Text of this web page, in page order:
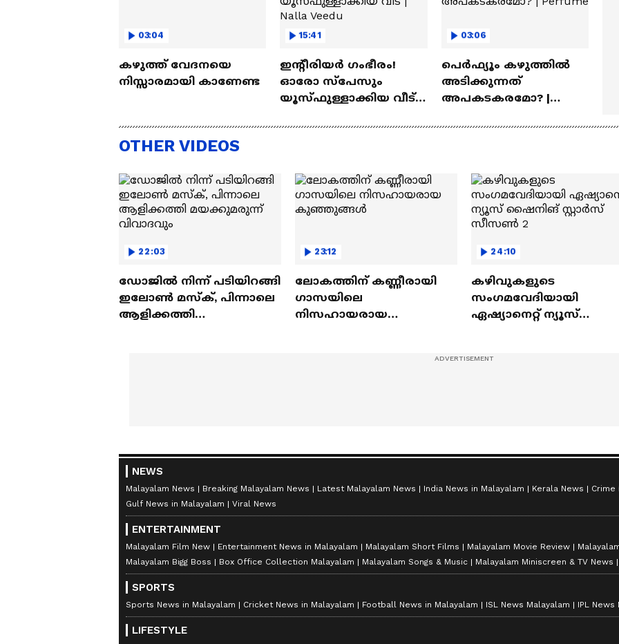
03:04
കഴുത്ത് വേദനയെ
നിസ്സാരമായി കാണേണ്ട
15:41
ഇന്റീരിയർ ഗംഭീരം!
ഓരോ സ്‌പേസും
യൂസ്ഫുള്ളാക്കിയ വീട് |
03:06
പെർഫ്യൂം കഴുത്തിൽ
അടിക്കുന്നത്
അപകടകരമോ? |
OTHER VIDEOS
22:03
ഡോജിൽ നിന്ന് പടിയിറങ്ങി
ഇലോൺ മസ്ക്, പിന്നാലെ
ആളിക്കത്തി
23:12
ലോകത്തിന് കണ്ണീരായി
ഗാസയിലെ
നിസഹായരായ
24:10
കഴിവുകളുടെ
സംഗമവേദിയായി
ഏഷ്യാനെറ്റ് ന്യൂസ്
NEWS
Malayalam News Breaking Malayalam News Latest Malayalam News India News in Malayalam Kerala News Crime
Gulf News in Malayalam
Viral News
ENTERTAINMENT
Malayalam Film New Entertainment News in Malayalam Malayalam Short Films Malayalam Movie Review
Malayalam Bigg Boss
Box Office Collection Malayalam Malayalam Songs & Music Malayalam Miniscreen & TV News
SPORTS
Sports News in Malayalam Cricket News in Malayalam Football News in Malayalam ISL News Malayalam IPL News
LIFESTYLE